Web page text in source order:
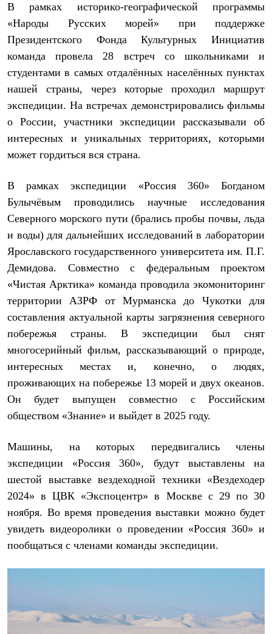
В рамках историко-географической программы
«Народы Русских морей» при поддержке
Президентского Фонда Культурных Инициатив
команда провела 28 встреч со школьниками и
студентами в самых отдалённых населённых пунктах
нашей страны, через которые проходил маршрут
экспедиции. На встречах демонстрировались фильмы
о России, участники экспедиции рассказывали об
интересных и уникальных территориях, которыми
может гордиться вся страна.
В рамках экспедиции «Россия 360» Богданом
Булычёвым проводились научные исследования
Северного морского пути (брались пробы почвы, льда
и воды) для дальнейших исследований в лаборатории
Ярославского государственного университета им. П.Г.
Демидова. Совместно с федеральным проектом
«Чистая Арктика» команда проводила экомониторинг
территории АЗРФ от Мурманска до Чукотки для
составления актуальной карты загрязнения северного
побережья страны. В экспедиции был снят
многосерийный фильм, рассказывающий о природе,
интересных местах и, конечно, о людях,
проживающих на побережье 13 морей и двух океанов.
Он будет выпущен совместно с Российским
обществом «Знание» и выйдет в 2025 году.
Машины, на которых передвигались члены
экспедиции «Россия 360», будут выставлены на
шестой выставке вездеходной техники «Вездеходер
2024» в ЦВК «Экспоцентр» в Москве с 29 по 30
ноября. Во время проведения выставки можно будет
увидеть видеоролики о проведении «Россия 360» и
пообщаться с членами команды экспедиции.